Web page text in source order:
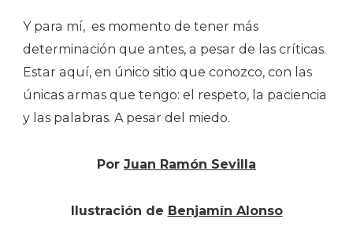
Y para mí, es momento de tener más
determinación que antes, a pesar de las críticas.
Estar aquí, en único sitio que conozco, con las
únicas armas que tengo: el respeto, la paciencia
y las palabras. A pesar del miedo.
Por Juan Ramón Sevilla
Ilustración de Benjamín Alonso